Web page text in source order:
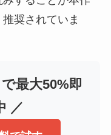
奨されていま
最大50%即
／